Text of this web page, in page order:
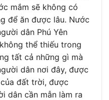
mắm sẽ không có
để ăn được lâu. Nước
dân Phú Yên
thể thiếu trong
tất cả những gì mà
dân nơi đây, được
đất trời, được
dân cần mẫn làm ra